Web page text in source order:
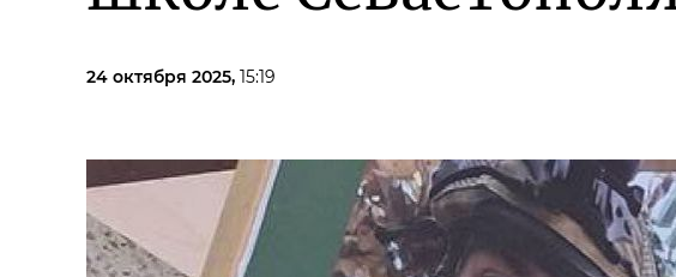
24 октября 2025, 15:19